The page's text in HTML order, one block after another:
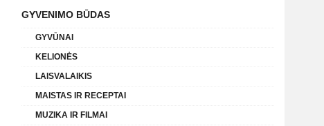
GYVENIMO BŪDAS
GYVŪNAI
KELIONĖS
LAISVALAIKIS
MAISTAS IR RECEPTAI
MUZIKA IR FILMAI